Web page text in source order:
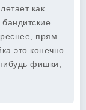
как
прям
это конечно
фишки,